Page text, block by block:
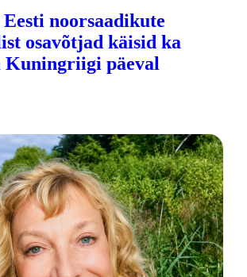
noorsaadikute
osavõtjad käisid ka
Kuningriigi päeval